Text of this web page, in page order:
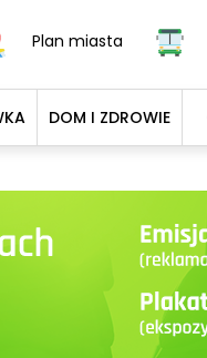
Plan miasta
DOM I ZDROWIE